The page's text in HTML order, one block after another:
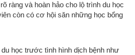
ràng và hoàn hảo cho lộ trình du học
còn có cơ hội săn những học bổng
du học trước tình hình dịch bệnh như